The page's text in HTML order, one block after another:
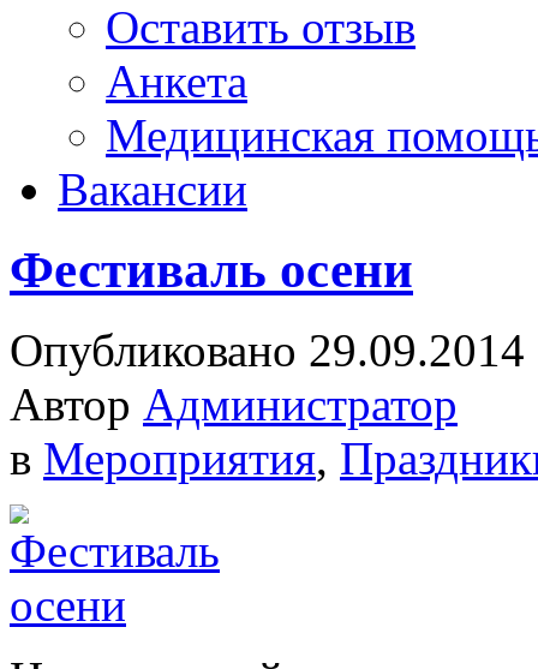
Оставить отзыв
Анкета
Медицинская
Вакансии
Фестиваль осени
Опубликовано 29.09.2014
Автор Администратор
в Мероприятия,